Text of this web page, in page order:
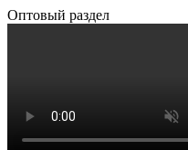
Оптовый раздел